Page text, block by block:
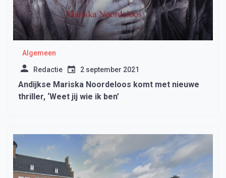
Algemeen
Redactie 2 september 2021
Andijkse Mariska Noordeloos komt met nieuwe
thriller, ‘Weet jij wie ik ben’